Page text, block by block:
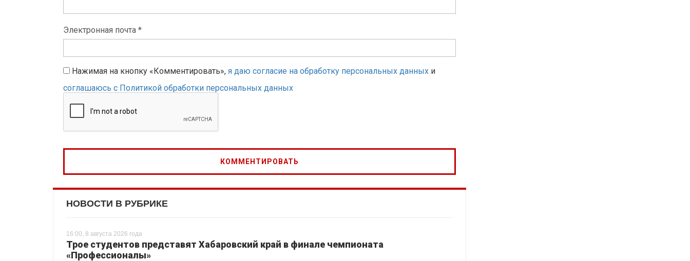
Электронная почта *
Нажимая на кнопку «Комментировать», я даю согласие на обработку персональных данных и
соглашаюсь с Политикой обработки персональных данных
НОВОСТИ В РУБРИКЕ
16:00, 8 августа 2026 года
Трое студентов представят Хабаровский край в финале чемпионата
«Профессионалы»